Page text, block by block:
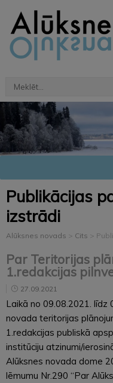
Publikācijas
izstrādi
Alūksnes novads > Cits >
Par Teritorijas
1.redakcijas
27.09.2021
Laikā no 09.08.2021. līdz
novada teritorijas
1.redakcijas publiskā
institūciju atzinumi/
Alūksnes novada dome
lēmumu Nr.290 “Par